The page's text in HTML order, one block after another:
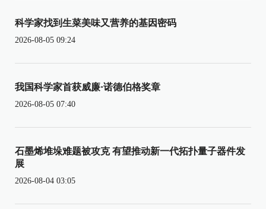
科学家找到生菜美味又营养的基因密码
2026-08-05 09:24
我国科学家首获威廉·诺德伯格奖章
2026-08-05 07:40
石墨烯堆垛难题被攻克 有望推动新一代拓扑量子器件发
展
2026-08-04 03:05